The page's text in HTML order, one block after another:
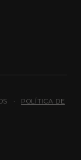
·
POLÍTICA DE